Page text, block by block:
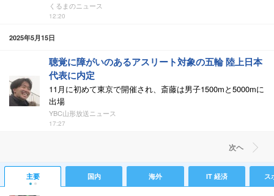
くるまのニュース
12:20
2025年5月15日
聴覚に障がいのあるアスリート対象の五輪 陸上日本
代表に内定
11月に初めて東京で開催され、斎藤は男子1500mと5000mに
出場
YBC山形放送ニュース
17:27
次ヘ
主要 国内 海外 IT 経済 ス